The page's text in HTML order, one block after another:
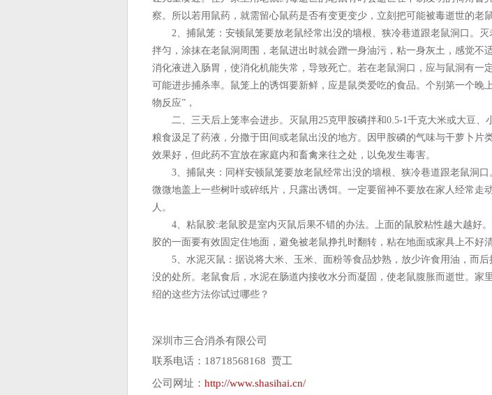
察。所以若用鼠药，就需留心鼠药是否有变更变少，立刻把可能被毒逝世的老
2、捕鼠笼：安顿鼠笼要放老鼠经常出没的墙根、狭冷巷道跟老鼠洞口。灭
拌匀，涂抹在老鼠洞周围，老鼠进出时就会蹭一身油污，粘一身灰土，感觉不
消化液进入肠胃，使消化机能失常，导致死亡。若在老鼠洞口，应与鼠洞有一
可能进步捕杀率。鼠笼上的诱饵要新鲜，应是鼠类爱吃的食品。个别第一个晚
物反应”，
二、三天后上笼率会进步。灭鼠用25克甲胺磷拌和0.5-1千克大米或大豆、
粮食汲足了药液，分撒于田间或老鼠出没的地方。因甲胺磷的气味与干萝卜片
效果好，但此药不宜放在家庭内和畜禽来往之处，以免发生毒害。
3、捕鼠夹：同样安顿鼠笼要放老鼠经常出没的墙根、狭冷巷道跟老鼠洞口
微微地盖上一些树叶或碎纸片，只露出诱饵。一定要留神不要放在家人经常走
人。
4、粘鼠胶:老鼠胶是室内灭鼠后果不错的办法。上面的鼠胶粘性越大越好
胶的一面要有效固定住地面，避免被老鼠挣扎时翻转，粘在地面或家具上不好
5、水泥灭鼠：据说将大米、玉米、面粉等食品炒熟，放少许食用油，而后
没的处所。老鼠食后，水泥在肠道内接收水分而凝固，使老鼠腹胀而逝世。家
绍的这些方法你试过哪些？
深圳市三合消杀有限公司
联系电话：18718568168 贾工
公司网址： http://www.shasihai.cn/